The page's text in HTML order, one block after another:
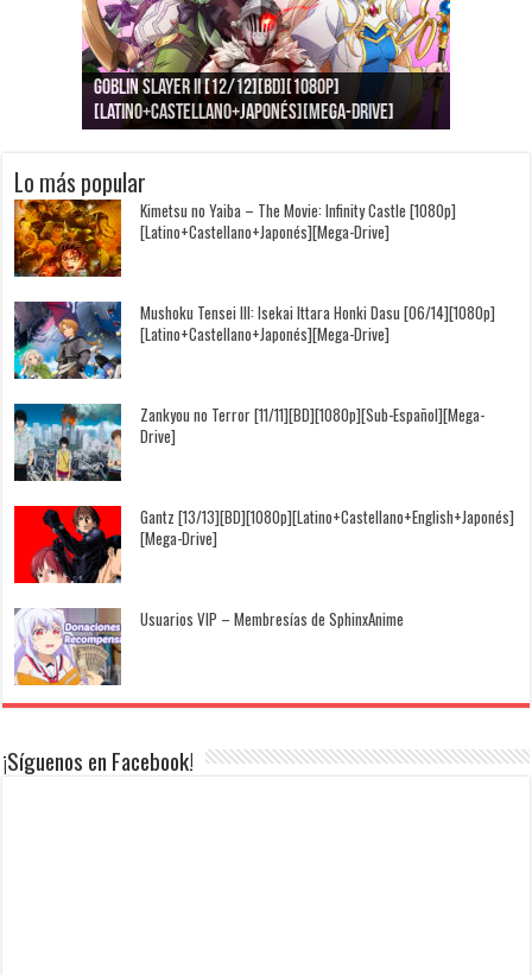
Goblin Slayer II [12/12][BD][1080p]
[Latino+Castellano+Japonés][Mega-Drive]
Jujutsu Kaisen: Kaigyoku/Gyokusetsu [1080p]
[Latino+Japonés][Mega-Drive]
Kimi to, Nami ni Noretara [BD][1080p]
[Latino+Castellano+Japonés][Mega-Drive]
Nukitashi the Animation [11/11+OVAS][BD]
[1080p][Sub-Español][Mega-Drive]
Kimi wa Houkago Insomnia [13/13][BD][1080p]
[Castellano+English+Japonés][Mega-Drive]
Getsuyoubi no Tawawa [12/12+Especiales][BD]
[1080p][Sub-Español][Mega-Drive]
Lo más popular
Kimetsu no Yaiba – The Movie: Infinity Castle [1080p]
[Latino+Castellano+Japonés][Mega-Drive]
Mushoku Tensei III: Isekai Ittara Honki Dasu [06/14][1080p]
[Latino+Castellano+Japonés][Mega-Drive]
Zankyou no Terror [11/11][BD][1080p][Sub-Español][Mega-
Drive]
Gantz [13/13][BD][1080p][Latino+Castellano+English+Japonés]
[Mega-Drive]
Usuarios VIP – Membresías de SphinxAnime
¡Síguenos en Facebook!